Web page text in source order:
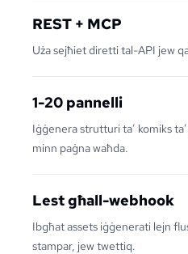
REST + MCP
Uża sejħiet diretti tal-API jew
1-20 pannelli
Iġġenera strutturi ta’ komiks
minn paġna waħda.
Lest għall-webhook
Ibgħat assets iġġenerati lejn
stampar, jew twettiq.